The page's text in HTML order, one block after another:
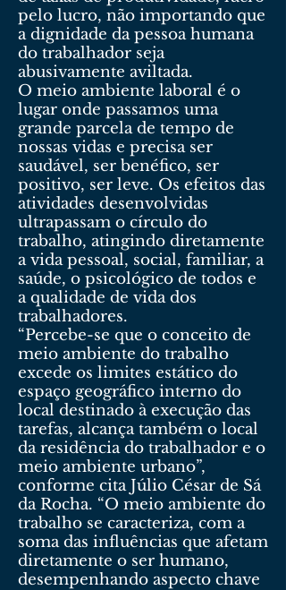
pelo lucro, não importando que
a dignidade da pessoa humana
do trabalhador seja
abusivamente aviltada.
O meio ambiente laboral é o
lugar onde passamos uma
grande parcela de tempo de
nossas vidas e precisa ser
saudável, ser benéfico, ser
positivo, ser leve. Os efeitos das
atividades desenvolvidas
ultrapassam o círculo do
trabalho, atingindo diretamente
a vida pessoal, social, familiar, a
saúde, o psicológico de todos e
a qualidade de vida dos
trabalhadores.
“Percebe-se que o conceito de
meio ambiente do trabalho
excede os limites estático do
espaço geográfico interno do
local destinado à execução das
tarefas, alcança também o local
da residência do trabalhador e o
meio ambiente urbano”,
conforme cita Júlio César de Sá
da Rocha. “O meio ambiente do
trabalho se caracteriza, com a
soma das influências que afetam
diretamente o ser humano,
desempenhando aspecto chave